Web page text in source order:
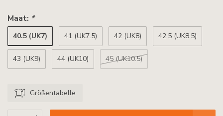
Maat: *
40.5 (UK7) 41 (UK7.5) 42 (UK8) 42.5 (UK8.5)
43 (UK9) 44 (UK10) 45 (UK10.5)
Größentabelle